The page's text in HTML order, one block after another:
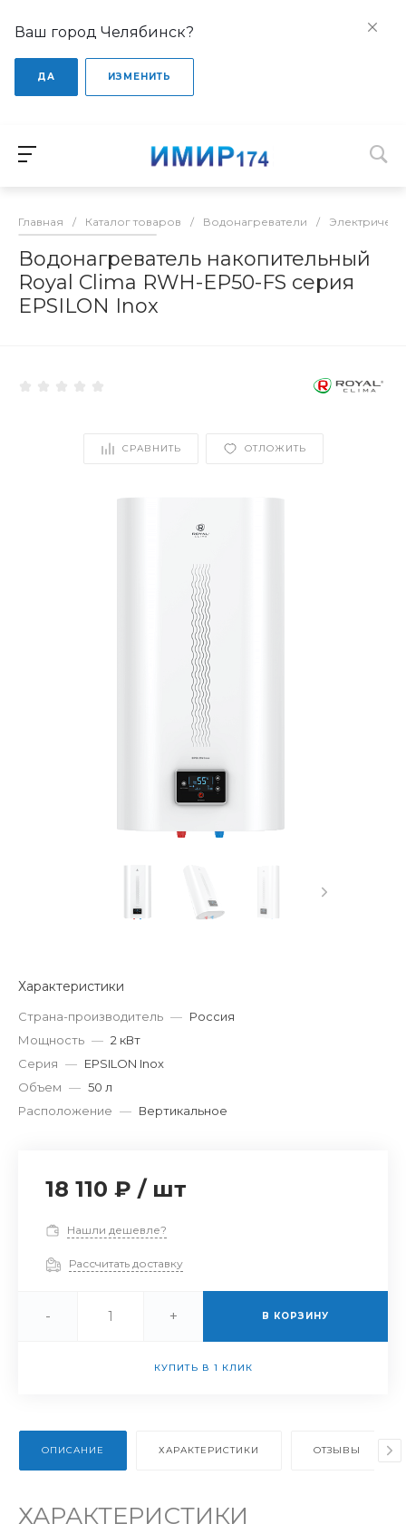
Ваш город Челябинск?
ДА ИЗМЕНИТЬ
Главная / Каталог товаров / Водонагреватели /
Водонагреватель накопительный
Royal Clima RWH-EP50-FS серия
EPSILON Inox
СРАВНИТЬ ОТЛОЖИТЬ
Характеристики
Страна-производитель — Россия
Мощность — 2 кВт
Серия — EPSILON Inox
Объем — 50 л
Расположение — Вертикальное
18 110 ₽ / шт
Нашли дешевле?
Рассчитать доставку
- + В КОРЗИНУ
КУПИТЬ В 1 КЛИК
ОПИСАНИЕ ХАРАКТЕРИСТИКИ ОТЗЫВЫ
ХАРАКТЕРИСТИКИ